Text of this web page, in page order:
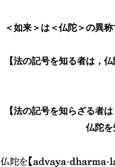
＜如来＞は＜仏陀＞の異
【法の記号を知る者は，仏
【法の記号を知らざる者は
仏陀を知らざる者